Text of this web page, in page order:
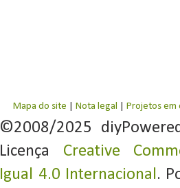
Mapa do site Nota legal Projetos em
©2008/2025
Licença Creative
Igual 4.0 Internacional .